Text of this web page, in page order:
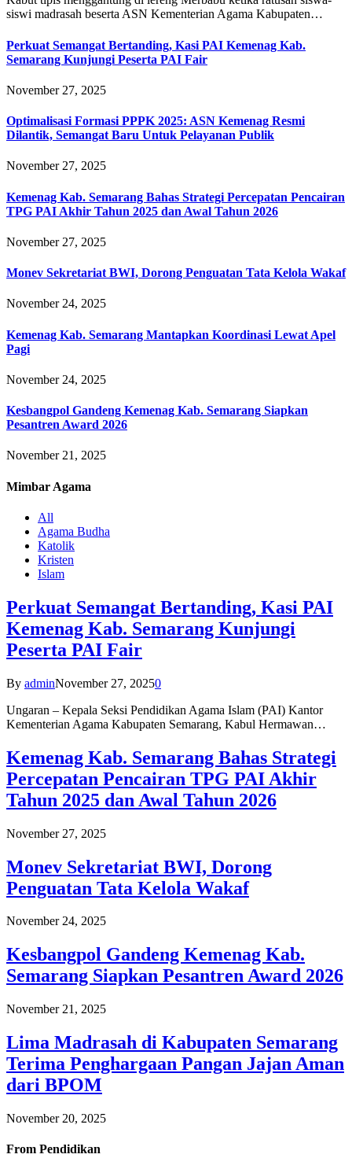
siswi madrasah beserta ASN Kementerian Agama Kabupaten…
Perkuat Semangat Bertanding, Kasi PAI Kemenag Kab.
Semarang Kunjungi Peserta PAI Fair
November 27, 2025
Optimalisasi Formasi PPPK 2025: ASN Kemenag Resmi
Dilantik, Semangat Baru Untuk Pelayanan Publik
November 27, 2025
Kemenag Kab. Semarang Bahas Strategi Percepatan Pencairan
TPG PAI Akhir Tahun 2025 dan Awal Tahun 2026
November 27, 2025
Monev Sekretariat BWI, Dorong Penguatan Tata Kelola Wakaf
November 24, 2025
Kemenag Kab. Semarang Mantapkan Koordinasi Lewat Apel
Pagi
November 24, 2025
Kesbangpol Gandeng Kemenag Kab. Semarang Siapkan
Pesantren Award 2026
November 21, 2025
Mimbar Agama
All
Agama Budha
Katolik
Kristen
Islam
Perkuat Semangat Bertanding, Kasi PAI
Kemenag Kab. Semarang Kunjungi
Peserta PAI Fair
By adminNovember 27, 20250
Ungaran – Kepala Seksi Pendidikan Agama Islam (PAI) Kantor
Kementerian Agama Kabupaten Semarang, Kabul Hermawan…
Kemenag Kab. Semarang Bahas Strategi
Percepatan Pencairan TPG PAI Akhir
Tahun 2025 dan Awal Tahun 2026
November 27, 2025
Monev Sekretariat BWI, Dorong
Penguatan Tata Kelola Wakaf
November 24, 2025
Kesbangpol Gandeng Kemenag Kab.
Semarang Siapkan Pesantren Award 2026
November 21, 2025
Lima Madrasah di Kabupaten Semarang
Terima Penghargaan Pangan Jajan Aman
dari BPOM
November 20, 2025
From Pendidikan